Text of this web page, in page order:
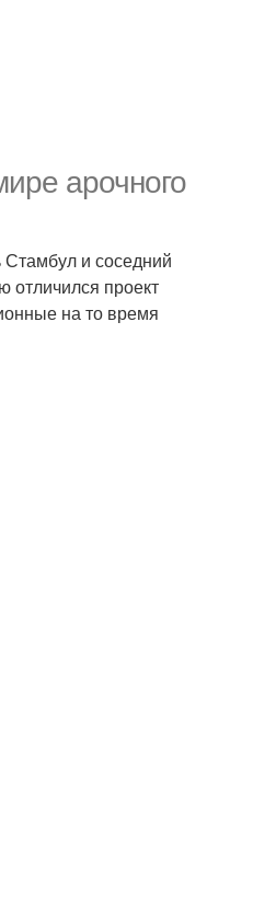
арочного
Стамбул и соседний
отличился проект
на то время